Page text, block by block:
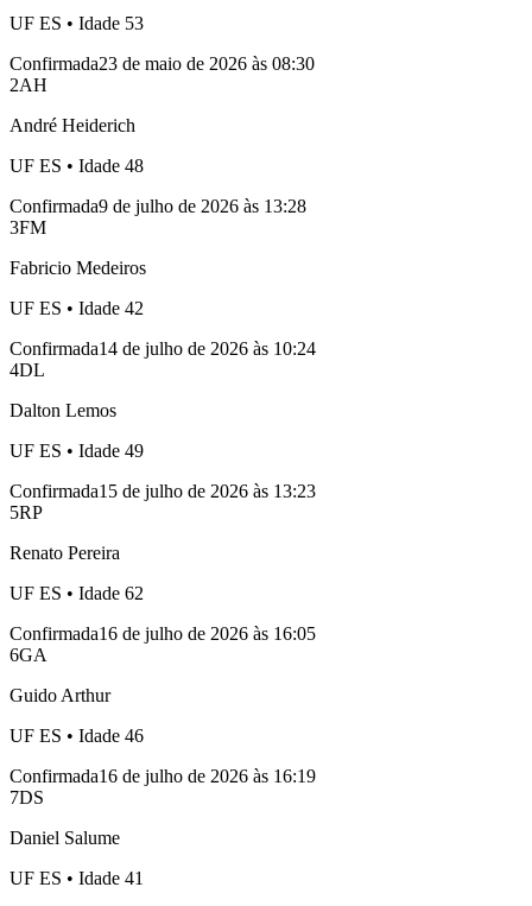
UF ES • Idade 53
Confirmada23 de maio de 2026 às 08:30
2AH
André Heiderich
UF ES • Idade 48
Confirmada9 de julho de 2026 às 13:28
3FM
Fabricio Medeiros
UF ES • Idade 42
Confirmada14 de julho de 2026 às 10:24
4DL
Dalton Lemos
UF ES • Idade 49
Confirmada15 de julho de 2026 às 13:23
5RP
Renato Pereira
UF ES • Idade 62
Confirmada16 de julho de 2026 às 16:05
6GA
Guido Arthur
UF ES • Idade 46
Confirmada16 de julho de 2026 às 16:19
7DS
Daniel Salume
UF ES • Idade 41